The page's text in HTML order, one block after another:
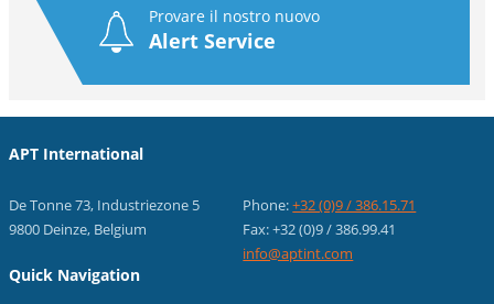
Provare il nostro nuovo
Alert Service
APT International
De Tonne 73, Industriezone 5
9800 Deinze, Belgium
Phone:+32 (0)9 / 386.15.71
Fax: +32 (0)9 / 386.99.41
info@aptint.com
Quick Navigation